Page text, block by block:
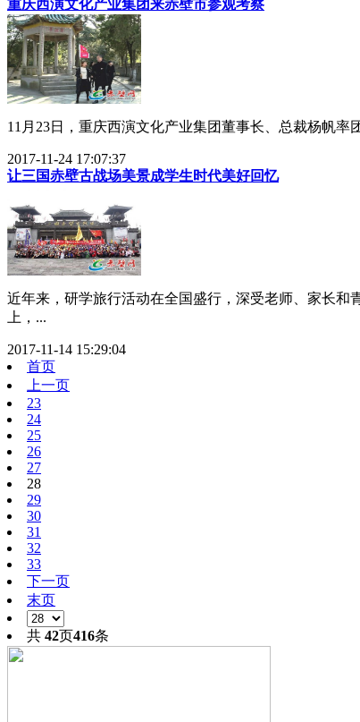
重庆西演文化产业集团来赤壁市参观考察
11月23日，重庆西演文化产业集团董事长、总裁杨帆
2017-11-24 17:07:37
让三国赤壁古战场美景成学生时代美好回忆
近年来，研学旅行活动在全国盛行，深受老师、家长
上，...
2017-11-14 15:29:04
首页
上一页
23
24
25
26
27
28
29
30
31
32
33
下一页
末页
共 42页416条